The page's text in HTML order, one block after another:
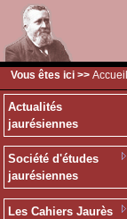
Vous êtes ici >> Accueil
Actualités
jaurésiennes
Société d'études
jaurésiennes
Les Cahiers Jaurès